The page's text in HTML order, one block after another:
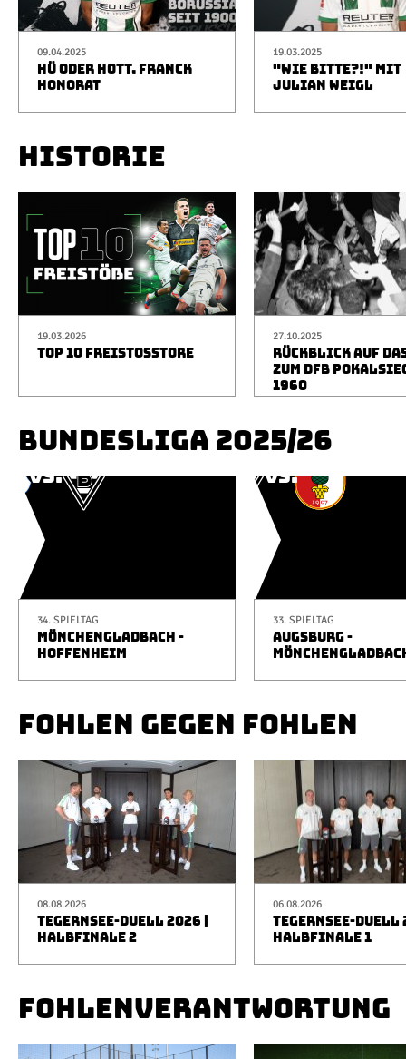
09.04.2025
HÜ ODER HOTT, FRANCK
HONORAT
19.03.2025
"WIE BITTE?!" MIT
JULIAN WEIGL
HISTORIE
19.03.2026
TOP 10 FREISTOSSTORE
27.10.2025
RÜCKBLICK AUF
ZUM DFB
1960
BUNDESLIGA 2025/26
34. SPIELTAG
MÖNCHENGLADBACH -
HOFFENHEIM
33. SPIELTAG
AUGSBURG -
FOHLEN GEGEN FOHLEN
08.08.2026
TEGERNSEE-DUELL 2026 |
HALBFINALE 2
06.08.2026
TEGERNSEE-DUELL
HALBFINALE 1
FOHLENVERANTWORTUNG